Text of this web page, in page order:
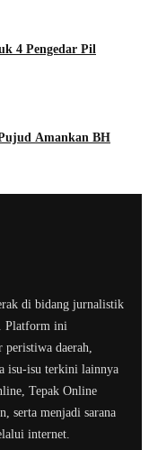
4 Pengedar Pil
Amankan BH
di bidang jurnalistik
Platform ini
peristiwa daerah,
isu-isu terkini lainnya
Tepak Online
serta menjadi sarana
internet.